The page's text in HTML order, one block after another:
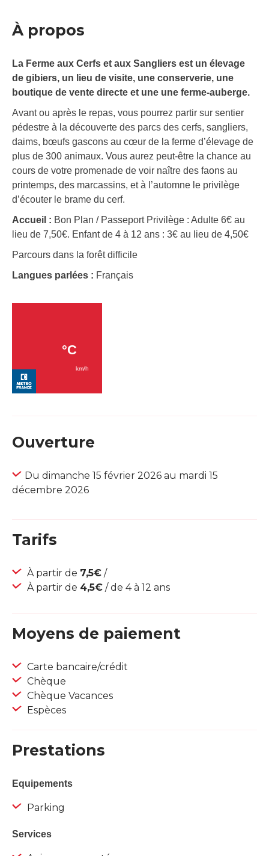
À propos
La Ferme aux Cerfs et aux Sangliers est un élevage
de gibiers, un lieu de visite, une conserverie, une
boutique de vente directe et une une ferme-auberge.
Avant ou après le repas, vous pourrez partir sur sentier
pédestre à la découverte des parcs des cerfs, sangliers,
daims, bœufs gascons au cœur de la ferme d’élevage de
plus de 300 animaux. Vous aurez peut-être la chance au
cours de votre promenade de voir naître des faons au
printemps, des marcassins, et à l’automne le privilège
d’écouter le brame du cerf.
Accueil : Bon Plan / Passeport Privilège : Adulte 6€ au
lieu de 7,50€. Enfant de 4 à 12 ans : 3€ au lieu de 4,50€
Parcours dans la forêt difficile
Langues parlées : Français
Ouverture
Du dimanche 15 février 2026 au mardi 15
décembre 2026
Tarifs
À partir de 7,5€ /
À partir de 4,5€ / de 4 à 12 ans
Moyens de paiement
Carte bancaire/crédit
Chèque
Chèque Vacances
Espèces
Prestations
Equipements
Parking
Services